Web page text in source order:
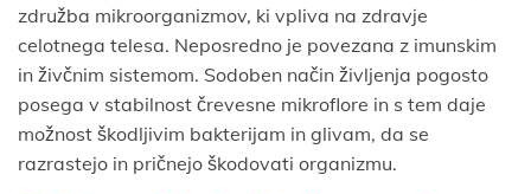
združba mikroorganizmov, ki vpliva na zdravje
celotnega telesa. Neposredno je povezana z imunskim
in živčnim sistemom. Sodoben način življenja pogosto
posega v stabilnost črevesne mikroflore in s tem daje
možnost škodljivim bakterijam in glivam, da se
razrastejo in pričnejo škodovati organizmu.